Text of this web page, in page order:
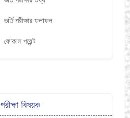
ভর্তি পরীক্ষার ফলাফল
ফোকাল পয়েন্ট
পরীক্ষা বিষয়ক